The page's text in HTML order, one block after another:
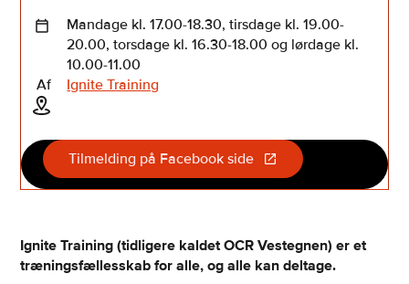
Mandage kl. 17.00-18.30, tirsdage kl. 19.00-
20.00, torsdage kl. 16.30-18.00 og lørdage kl.
10.00-11.00
Af
Ignite Training
Tilmelding på Facebook side
Ignite Training (tidligere kaldet OCR Vestegnen) er et
træningsfællesskab for alle, og alle kan deltage.